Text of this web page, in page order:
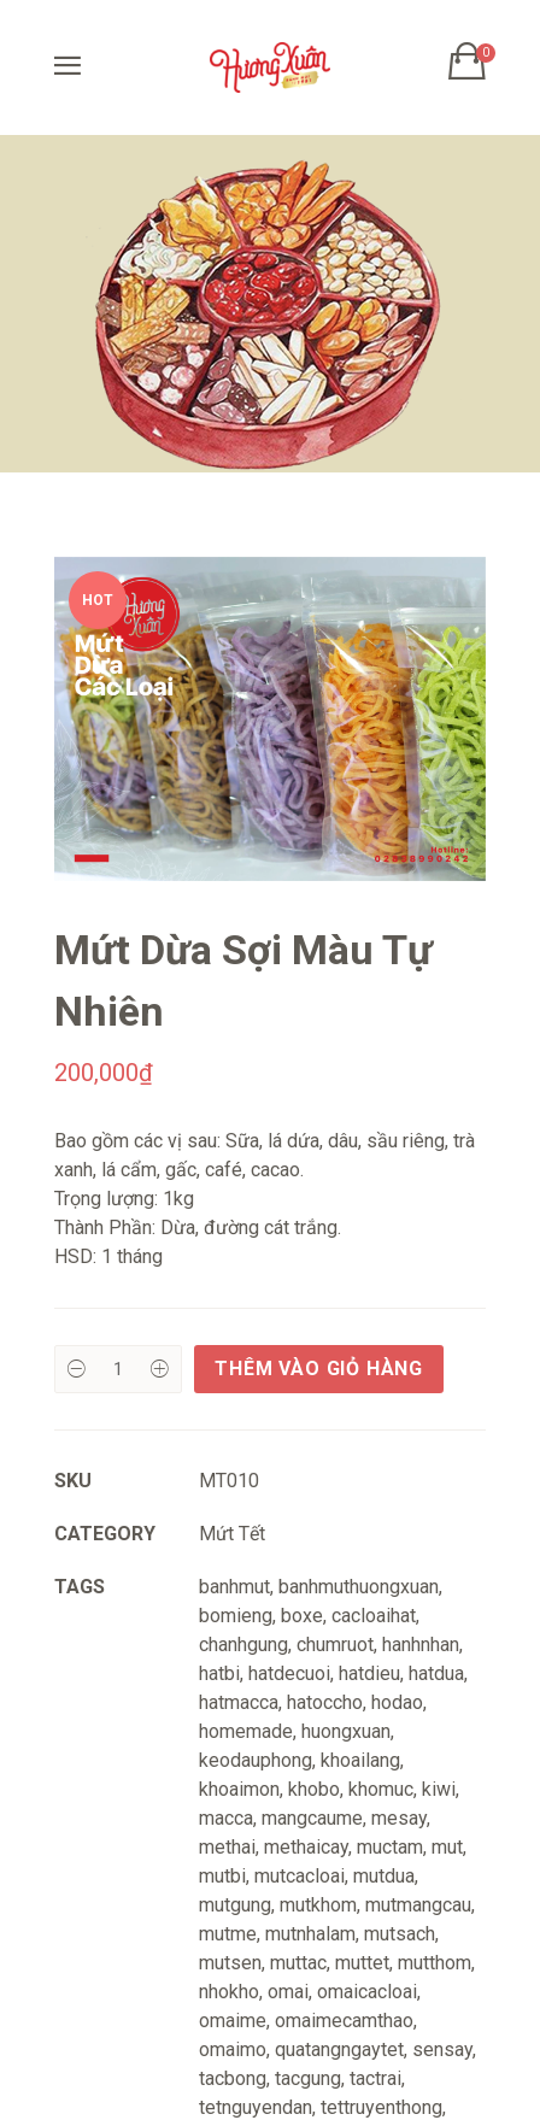
HOT
Mứt Dừa Sợi Màu Tự
Nhiên
200,000₫
Bao gồm các vị sau: Sữa, lá dứa, dâu, sầu riêng, trà
xanh, lá cẩm, gấc, café, cacao.
Trọng lượng: 1kg
Thành Phần: Dừa, đường cát trắng.
HSD: 1 tháng
THÊM VÀO GIỎ HÀNG
SKU MT010
CATEGORY Mứt Tết
TAGS banhmut, banhmuthuongxuan,
bomieng, boxe, cacloaihat,
chanhgung, chumruot, hanhnhan,
hatbi, hatdecuoi, hatdieu, hatdua,
hatmacca, hatoccho, hodao,
homemade, huongxuan,
keodauphong, khoailang,
khoaimon, khobo, khomuc, kiwi,
macca, mangcaume, mesay,
methai, methaicay, muctam, mut,
mutbi, mutcacloai, mutdua,
mutgung, mutkhom, mutmangcau,
mutme, mutnhalam, mutsach,
mutsen, muttac, muttet, mutthom,
nhokho, omai, omaicacloai,
omaime, omaimecamthao,
omaimo, quatangngaytet, sensay,
tacbong, tacgung, tactrai,
tetnguyendan, tettruyenthong,